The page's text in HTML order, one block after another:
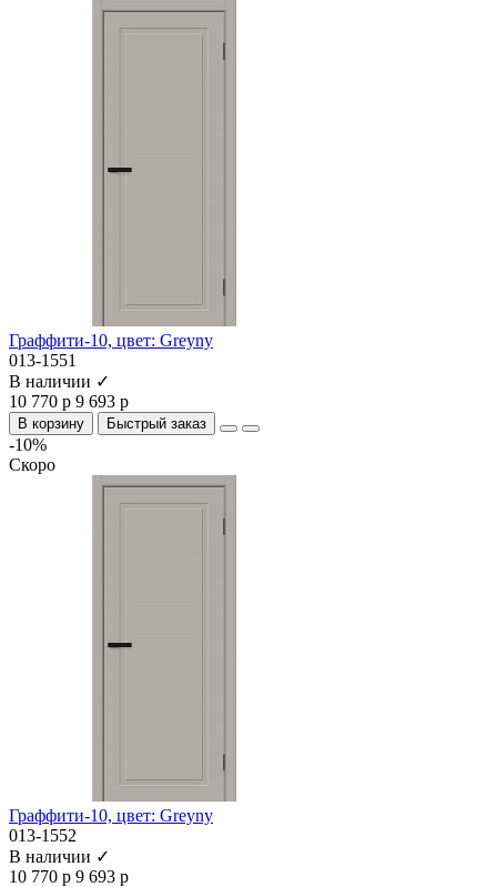
Граффити-10, цвет: Greyny
013-1551
В наличии ✓
10 770 р 9 693 р
В корзину Быстрый заказ
-10%
Скоро
Граффити-10, цвет: Greyny
013-1552
В наличии ✓
10 770 р 9 693 р